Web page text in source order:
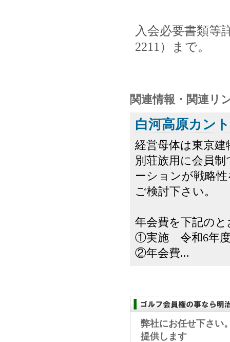
入会必要書類等
2211）まで。
関連情報・関連リ
白河高原カン
経営母体は東京
別荘族用に会員
ーションが戦略
ご検討下さい。
年会費を下記の
①実施 令和6年度
②年会費...
弊社にお任せ下さい
提供します